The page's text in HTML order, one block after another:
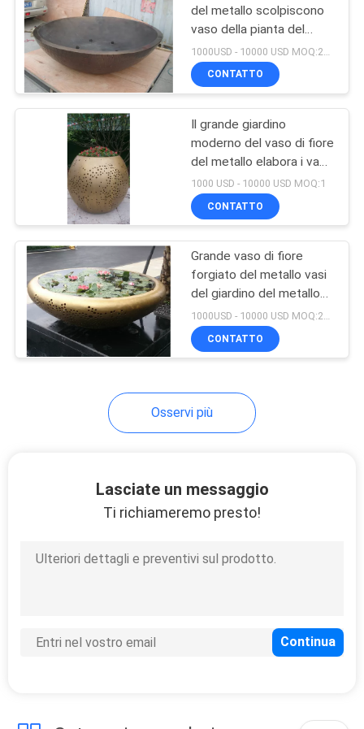
Pendente della
decorazione della
parete
12
Sculture del
personaggio dei
cartoni animati
Sculture animali del
all'aperto
del metallo scolpiscono
vaso della pianta del
metallo di stoccaggio
dell'acqua il grande
CONTATTO
Il grande giardino
moderno del vaso di fiore
del metallo elabora i vasi
all'aperto vuoti della
pianta del metallo
1000 USD - 10000 USD MOQ:1
CONTATTO
Grande vaso di fiore
forgiato del metallo vasi
del giardino del metallo
del rame da 1500
millimetri
1000USD - 10000 USD MOQ:20 pezzi
CONTATTO
Osservi più
Lasciate un messaggio
Ti richiameremo presto!